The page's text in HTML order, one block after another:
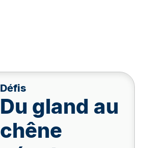
Défis
Du gland au
chêne